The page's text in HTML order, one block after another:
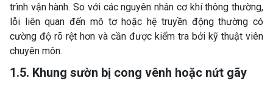
trình vận hành. So với các nguyên nhân cơ khí thông thường,
lỗi liên quan đến mô tơ hoặc hệ truyền động thường có
cường độ rõ rệt hơn và cần được kiểm tra bởi kỹ thuật viên
chuyên môn.
1.5. Khung sườn bị cong vênh hoặc nứt gãy